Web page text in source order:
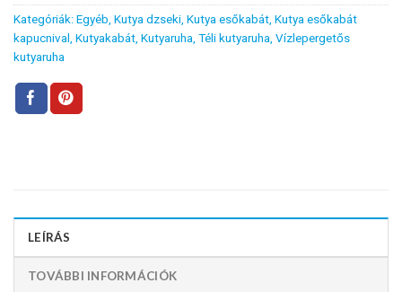
Kategóriák: Egyéb Kutya dzseki Kutya esőkabát Kutya esőkabát
kapucnival Kutyakabát Kutyaruha Téli kutyaruha Vízlepergetős
kutyaruha
LEÍRÁS
TOVÁBBI INFORMÁCIÓK